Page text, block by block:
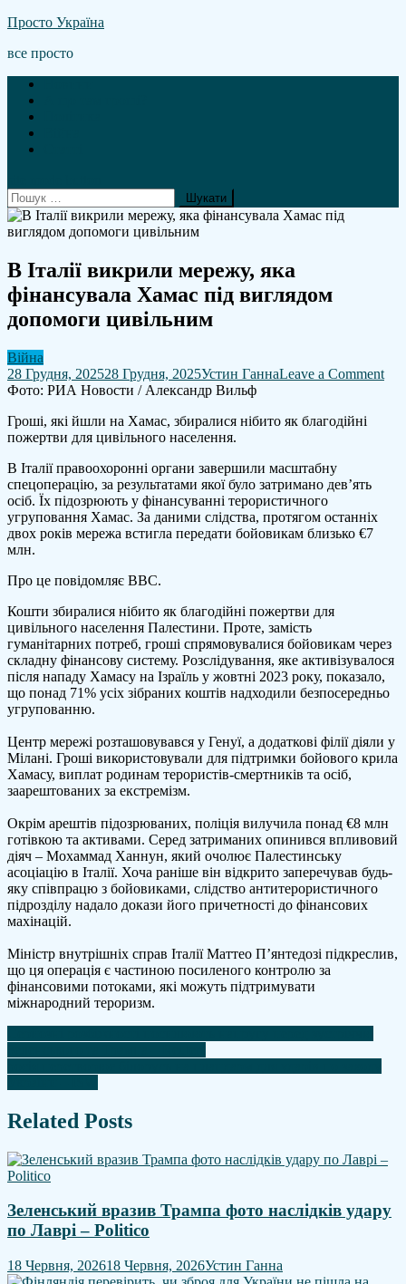
Skip
content
Просто Україна
все просто
Пошук:
В Італії викрили мережу, яка
фінансувала Хамас під виглядом
допомоги цивільним
Війна
28 Грудня, 202528 Грудня, 2025Устин ГаннаLeave a Commenton
Фото: РИА Новости / Александр Вильф
Гроші, які йшли на Хамас, збиралися нібито як благодійні
пожертви для цивільного населення.
В Італії правоохоронні органи завершили масштабну
спецоперацію, за результатами якої було затримано дев’ять
осіб. Їх підозрюють у фінансуванні терористичного
угруповання Хамас. За даними слідства, протягом останніх
двох років мережа встигла передати бойовикам близько €7
млн.
Про це повідомляє BBC.
Кошти збиралися нібито як благодійні пожертви для
цивільного населення Палестини. Проте, замість
гуманітарних потреб, гроші спрямовувалися бойовикам через
складну фінансову систему. Розслідування, яке активізувалося
після нападу Хамасу на Ізраїль у жовтні 2023 року, показало,
що понад 71% усіх зібраних коштів надходили безпосередньо
угрупованню.
Центр мережі розташовувався у Генуї, а додаткові філії діяли у
Мілані. Гроші використовували для підтримки бойового крила
Хамасу, виплат родинам терористів-смертників та осіб,
заарештованих за екстремізм.
Окрім арештів підозрюваних, поліція вилучила понад €8 млн
готівкою та активами. Серед затриманих опинився впливовий
діяч – Мохаммад Ханнун, який очолює Палестинську
асоціацію в Італії. Хоча раніше він відкрито заперечував будь-
яку співпрацю з бойовиками, слідство антитерористичного
підрозділу надало докази його причетності до фінансових
махінацій.
Міністр внутрішніх справ Італії Маттео П’янтедозі підкреслив,
що ця операція є частиною посиленого контролю за
фінансовими потоками, які можуть підтримувати
міжнародний тероризм.
Навігація
записів
Related Posts
Зеленський вразив Трампа фото наслідків удару
по Лаврі – Politico
18 Червня, 202618 Червня, 2026Устин Ганна